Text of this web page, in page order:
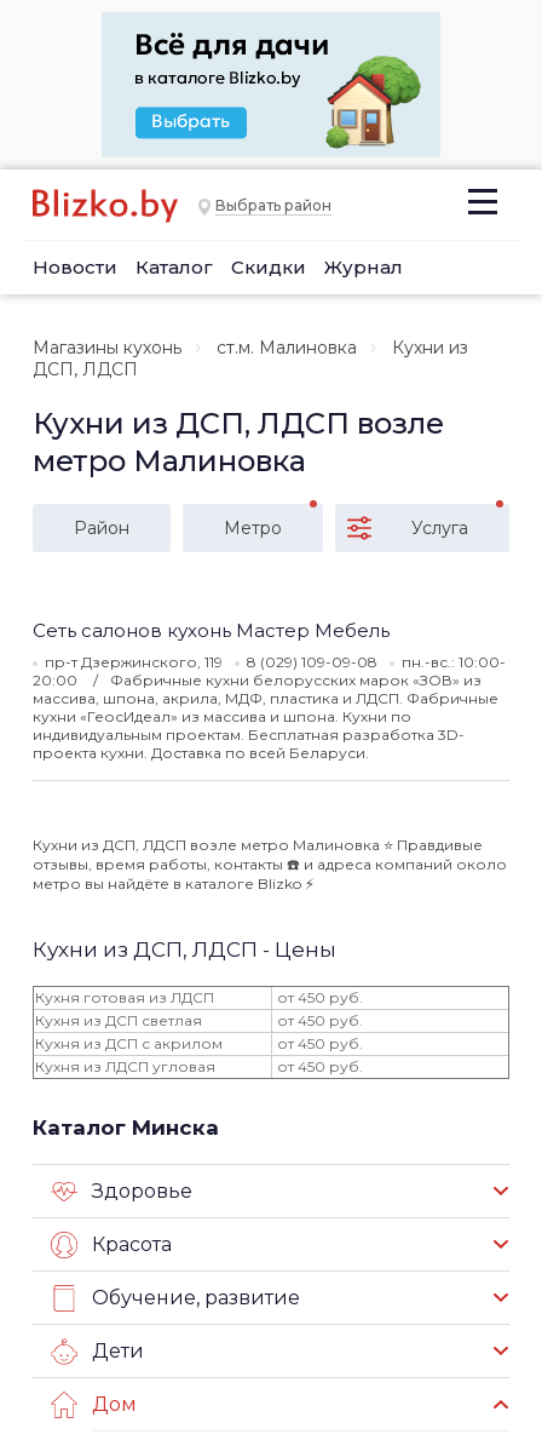
Выбрать район
Новости Каталог Скидки Журнал
Магазины кухонь ст.м. Малиновка
Кухни из
ДСП, ЛДСП
Кухни из ДСП, ЛДСП возле
метро Малиновка
Район Метро Услуга
Сеть салонов кухонь Мастер Мебель
пр-т Дзержинского, 119 8 (029) 109-09-08
пн.-вс.: 10:00-
20:00
Фабричные кухни белорусских марок «ЗОВ» из
массива, шпона, акрила, МДФ, пластика и ЛДСП. Фабричные
кухни «ГеосИдеал» из массива и шпона. Кухни по
индивидуальным проектам. Бесплатная разработка 3D-
проекта кухни. Доставка по всей Беларуси.
Кухни из ДСП, ЛДСП возле метро Малиновка ⭐️ Правдивые
отзывы, время работы, контакты ☎️ и адреса компаний около
метро вы найдёте в каталоге Blizko ⚡️
Кухни из ДСП, ЛДСП - Цены
Кухня готовая из ЛДСП
от 450 руб.
Кухня из ДСП светлая
от 450 руб.
Кухня из ДСП с акрилом
от 450 руб.
Кухня из ЛДСП угловая
от 450 руб.
Каталог Минска
Здоровье
Красота
Обучение, развитие
Дети
Дом